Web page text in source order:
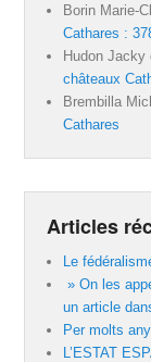
Borin Marie-
Cathares :
Hudon Jacky
châteaux
Brembilla
Cathares
Articles
Le
» On les
un article
Per molts
L’ESTAT